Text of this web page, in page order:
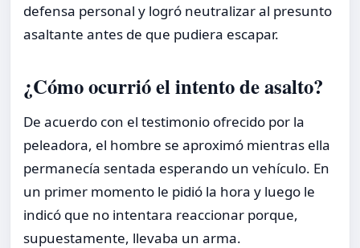
defensa personal y logró neutralizar al presunto
asaltante antes de que pudiera escapar.
¿Cómo ocurrió el intento de asalto?
De acuerdo con el testimonio ofrecido por la
peleadora, el hombre se aproximó mientras ella
permanecía sentada esperando un vehículo. En
un primer momento le pidió la hora y luego le
indicó que no intentara reaccionar porque,
supuestamente, llevaba un arma.